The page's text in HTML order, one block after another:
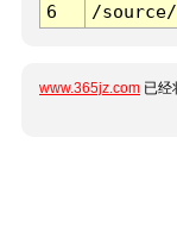
6
/
www.365jz.com 已经